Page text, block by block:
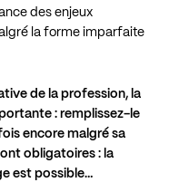
des enjeux
la forme imparfaite
de la profession, la
: remplissez-le
encore malgré sa
obligatoires : la
est possible…